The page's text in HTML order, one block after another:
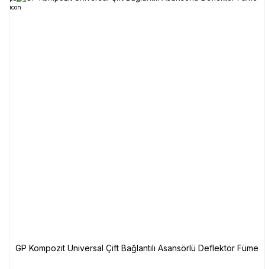
GP Kompozit Universal Çift Bağlantılı Asansörlü Deflektör Füme